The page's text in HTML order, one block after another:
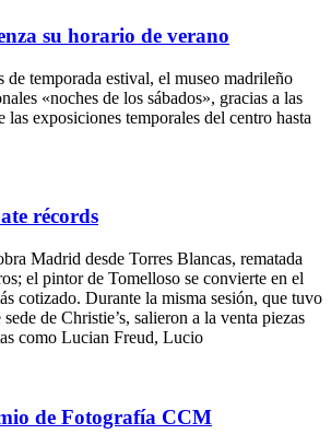
su horario de verano
de temporada estival, el museo madrileño
«noches de los sábados», gracias a las
las exposiciones temporales del centro hasta
récords
Madrid desde Torres Blancas, rematada
el pintor de Tomelloso se convierte en el
cotizado. Durante la misma sesión, que tuvo
de Christie’s, salieron a la venta piezas
como Lucian Freud, Lucio
de Fotografía CCM